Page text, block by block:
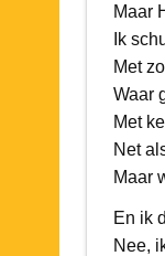
Maar
Ik
Met
Waar
Met
Net
Maar
En ik
Nee,